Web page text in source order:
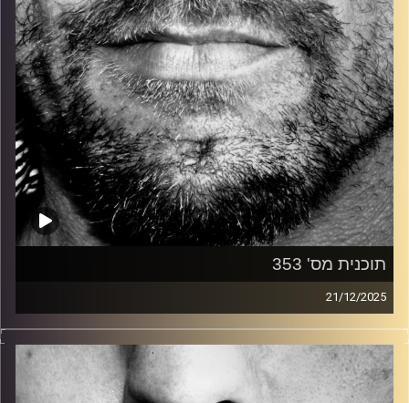
תוכנית מס' 353
21/12/2025
זיפים, מוזיקה מחוספסת של הופעות חיות. הרבה ג'אם, רוק,
בלוז, bluegrass, ג'אז, Fאנק, פרוגרסיב ואפילו אלקטרוניקה.
כל מה שחי, אמיתי ונושם.
עם שמוליק רגב.